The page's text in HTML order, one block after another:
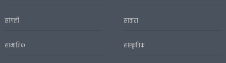
सांगली सातारा
सामाजिक सांस्कृतिक